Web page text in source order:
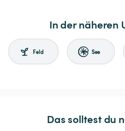
In der näheren
Feld See
Das solltest du